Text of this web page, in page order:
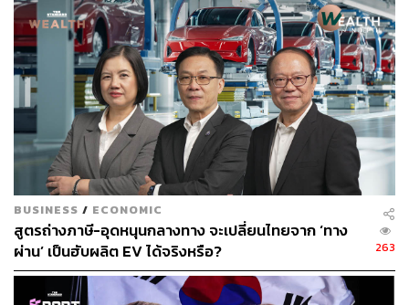
“นี่ไม่เกี่ยวกับฉัน แต่เกี่ยวกับพวกเขา” เพโลซีกล่าว “นี่เป็นเรื่อง
ของไต้หวัน” โดยเธอชี้ไปที่ประชาธิปไตยที่เปิดกว้างและเสรี
ตลอดจนเศรษฐกิจที่ประสบความสำเร็จ และสิทธิ LGBTQIA+
ที่ค่อนข้างก้าวหน้าของไต้หวัน “และฉันภูมิใจที่ตลอดหลายปี
ที่ผ่านมาได้ทุ่มเททำงานเพื่อแสดงให้เห็นถึงความกังวลที่พวก
เขามีต่อจีน”
ภาพ: Annabelle Chih / Getty Images
อ้างอิง:
https://edition.cnn.com/2022/08/05/asia/nancy-pelosi
-taiwan-china-tokyo-intl-hnk/index.html
https://www.aljazeera.com/news/2022/8/5/china-san
ctions-us-house-speaker-nancy-pelosi
BUSINESS / ECONOMIC
สูตรถ่างภาษี-อุดหนุนกลางทาง จะเปลี่ยนไทยจาก ‘ทาง
ผ่าน’ เป็นฮับผลิต EV ได้จริงหรือ?
263